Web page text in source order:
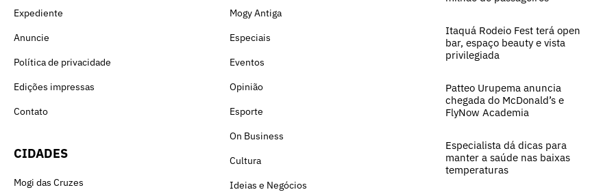
Expediente
Anuncie
Política de privacidade
Edições impressas
Contato
CIDADES
Mogi das Cruzes
Mogy Antiga
Especiais
Eventos
Opinião
Esporte
On Business
Cultura
Ideias e Negócios
Itaquá Rodeio Fest terá open
bar, espaço beauty e vista
privilegiada
Patteo Urupema anuncia
chegada do McDonald’s e
FlyNow Academia
Especialista dá dicas para
manter a saúde nas baixas
temperaturas